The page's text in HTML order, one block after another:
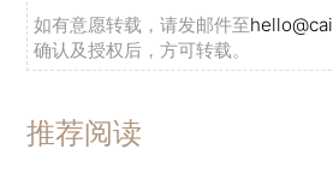
如有意愿转载，请发邮件至
确认及授权后，方可转载。
推荐阅读